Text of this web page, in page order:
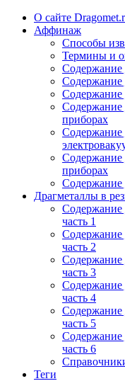
О сайте
Аффинаж
Способы
Термины и
Содержание
Содержание
Содержание
Содержание
приборах
Содержание
Содержание
приборах
Содержание
Драгметаллы в
Содержание
часть 1
Содержание
часть 2
Содержание
часть 3
Содержание
часть 4
Содержание
часть 5
Содержание
часть 6
Теги